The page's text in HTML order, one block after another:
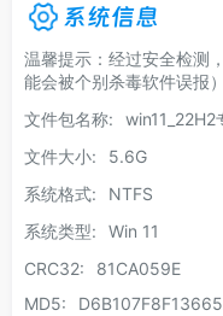
系统信息
温馨提示：经过安全检测
能会被个别杀毒软件误报）
文件包名称:
win11_22H2
文件大小:
5.6G
系统格式:
NTFS
系统类型:
Win 11
CRC32:
81CA059E
MD5: